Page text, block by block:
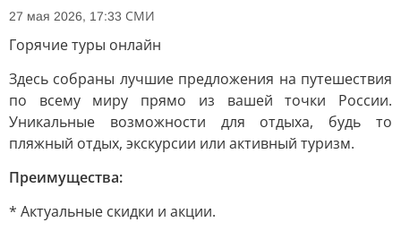
27 мая 2026, 17:33 СМИ
Горячие туры онлайн
Здесь собраны лучшие предложения на путешествия
по всему миру прямо из вашей точки России.
Уникальные возможности для отдыха, будь то
пляжный отдых, экскурсии или активный туризм.
Преимущества:
* Актуальные скидки и акции.